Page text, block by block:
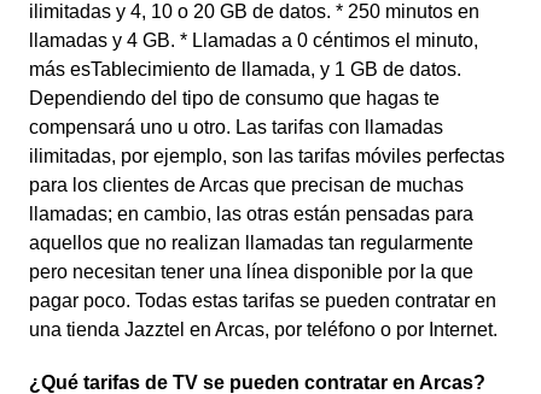
ilimitadas y 4, 10 o 20 GB de datos. * 250 minutos en
llamadas y 4 GB. * Llamadas a 0 céntimos el minuto,
más esTablecimiento de llamada, y 1 GB de datos.
Dependiendo del tipo de consumo que hagas te
compensará uno u otro. Las tarifas con llamadas
ilimitadas, por ejemplo, son las tarifas móviles perfectas
para los clientes de Arcas que precisan de muchas
llamadas; en cambio, las otras están pensadas para
aquellos que no realizan llamadas tan regularmente
pero necesitan tener una línea disponible por la que
pagar poco. Todas estas tarifas se pueden contratar en
una tienda Jazztel en Arcas, por teléfono o por Internet.
¿Qué tarifas de TV se pueden contratar en Arcas?